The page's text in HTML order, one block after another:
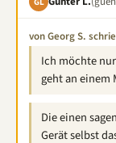
von Georg S.
Ich möchte
geht an einem
Die einen
Gerät selbst